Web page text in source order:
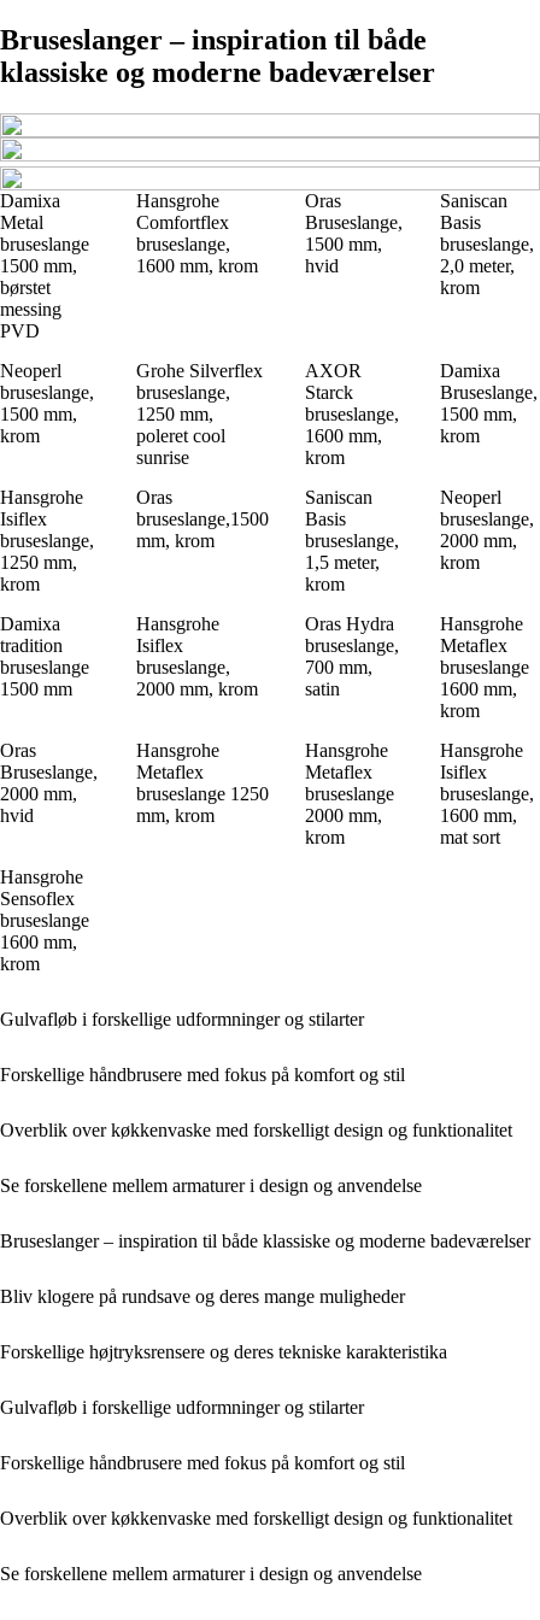
Bruseslanger – inspiration til både
klassiske og moderne badeværelser
Damixa
Metal
bruseslange
1500 mm,
børstet
messing
PVD
Hansgrohe
Comfortflex
bruseslange,
1600 mm, krom
Oras
Bruseslange,
1500 mm,
hvid
Saniscan
Basis
bruseslange,
2,0 meter,
krom
Neoperl
bruseslange,
1500 mm,
krom
Grohe Silverflex
bruseslange,
1250 mm,
poleret cool
sunrise
AXOR
Starck
bruseslange,
1600 mm,
krom
Damixa
Bruseslange,
1500 mm,
krom
Hansgrohe
Isiflex
bruseslange,
1250 mm,
krom
Oras
bruseslange,1500
mm, krom
Saniscan
Basis
bruseslange,
1,5 meter,
krom
Neoperl
bruseslange,
2000 mm,
krom
Damixa
tradition
bruseslange
1500 mm
Hansgrohe
Isiflex
bruseslange,
2000 mm, krom
Oras Hydra
bruseslange,
700 mm,
satin
Hansgrohe
Metaflex
bruseslange
1600 mm,
krom
Oras
Bruseslange,
2000 mm,
hvid
Hansgrohe
Metaflex
bruseslange 1250
mm, krom
Hansgrohe
Metaflex
bruseslange
2000 mm,
krom
Hansgrohe
Isiflex
bruseslange,
1600 mm,
mat sort
Hansgrohe
Sensoflex
bruseslange
1600 mm,
krom
Gulvafløb i forskellige udformninger og stilarter
Forskellige håndbrusere med fokus på komfort og stil
Overblik over køkkenvaske med forskelligt design og funktionalitet
Se forskellene mellem armaturer i design og anvendelse
Bruseslanger – inspiration til både klassiske og moderne badeværelser
Bliv klogere på rundsave og deres mange muligheder
Forskellige højtryksrensere og deres tekniske karakteristika
Gulvafløb i forskellige udformninger og stilarter
Forskellige håndbrusere med fokus på komfort og stil
Overblik over køkkenvaske med forskelligt design og funktionalitet
Se forskellene mellem armaturer i design og anvendelse